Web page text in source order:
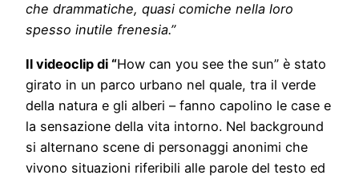
che drammatiche, quasi comiche nella loro
spesso inutile frenesia.”
Il videoclip di “How can you see the sun” è stato
girato in un parco urbano nel quale, tra il verde
della natura e gli alberi – fanno capolino le case e
la sensazione della vita intorno. Nel background
si alternano scene di personaggi anonimi che
vivono situazioni riferibili alle parole del testo ed